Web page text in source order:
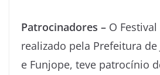
Patrocinadores – O
realizado pela Prefeitura de
e Funjope, teve patrocínio